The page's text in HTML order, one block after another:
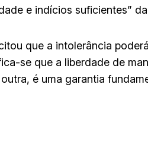
e indícios suficientes”
que a intolerância
se que a liberdade de
é uma garantia